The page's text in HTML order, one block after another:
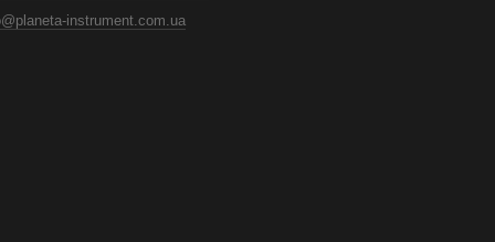
instrument.com.ua